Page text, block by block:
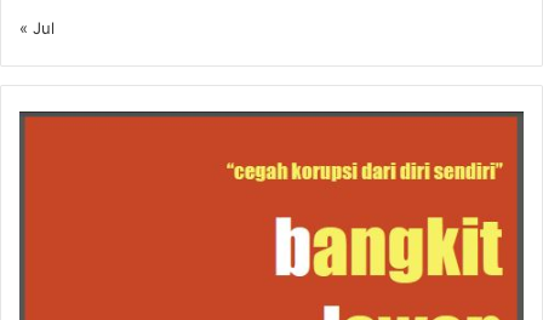
« Jul